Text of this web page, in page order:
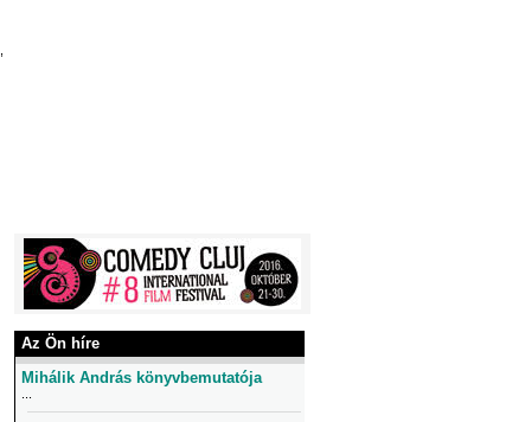
Az Ön híre
Mihálik András könyvbemutatója